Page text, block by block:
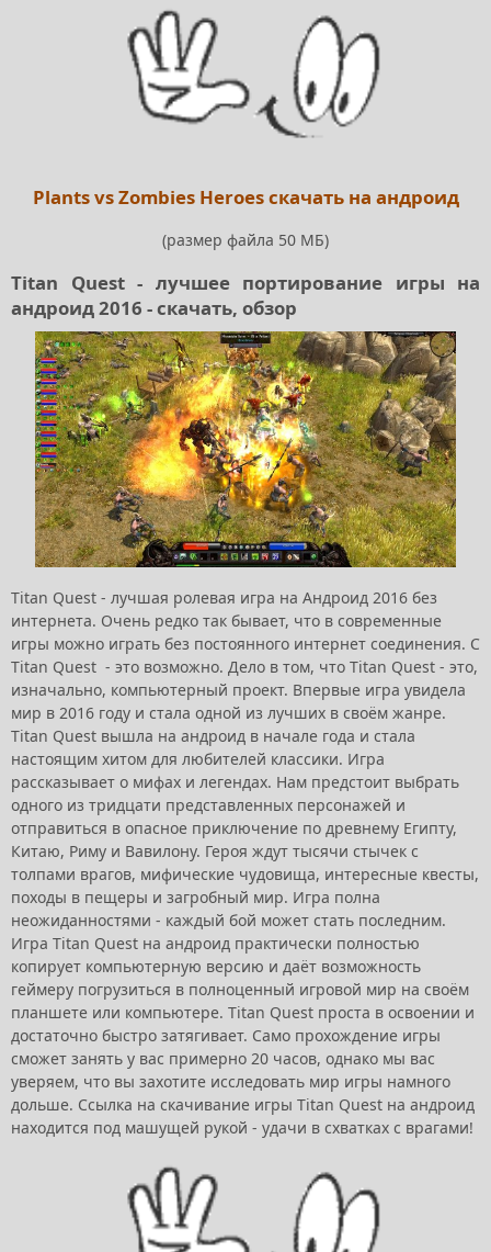
Plants vs Zombies Heroes скачать на андроид
(размер файла 50 МБ)
Titan Quest - лучшее портирование игры на
андроид 2016 - скачать, обзор
Titan Quest - лучшая ролевая игра на Андроид 2016 без
интернета. Очень редко так бывает, что в современные
игры можно играть без постоянного интернет соединения. С
Titan Quest - это возможно. Дело в том, что Titan Quest - это,
изначально, компьютерный проект. Впервые игра увидела
мир в 2016 году и стала одной из лучших в своём жанре.
Titan Quest вышла на андроид в начале года и стала
настоящим хитом для любителей классики. Игра
рассказывает о мифах и легендах. Нам предстоит выбрать
одного из тридцати представленных персонажей и
отправиться в опасное приключение по древнему Египту,
Китаю, Риму и Вавилону. Героя ждут тысячи стычек с
толпами врагов, мифические чудовища, интересные квесты,
походы в пещеры и загробный мир. Игра полна
неожиданностями - каждый бой может стать последним.
Игра Titan Quest на андроид практически полностью
копирует компьютерную версию и даёт возможность
геймеру погрузиться в полноценный игровой мир на своём
планшете или компьютере. Titan Quest проста в освоении и
достаточно быстро затягивает. Само прохождение игры
сможет занять у вас примерно 20 часов, однако мы вас
уверяем, что вы захотите исследовать мир игры намного
дольше. Ссылка на скачивание игры Titan Quest на андроид
находится под машущей рукой - удачи в схватках с врагами!